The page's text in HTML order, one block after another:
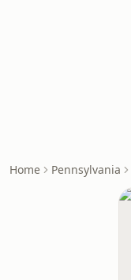
Home Pennsylvania